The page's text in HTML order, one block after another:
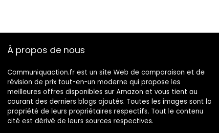
À propos de nous
Communiquaction.fr est un site Web de comparaison et de
révision de prix tout-en-un moderne qui propose les
meilleures offres disponibles sur Amazon et vous tient au
courant des derniers blogs ajoutés. Toutes les images sont la
propriété de leurs propriétaires respectifs. Tout le contenu
cité est dérivé de leurs sources respectives.